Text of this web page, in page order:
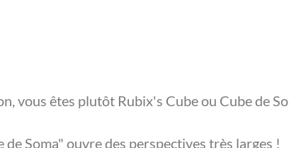
vous êtes plutôt Rubix's Cube ou Cube de
Soma" ouvre des perspectives très larges !